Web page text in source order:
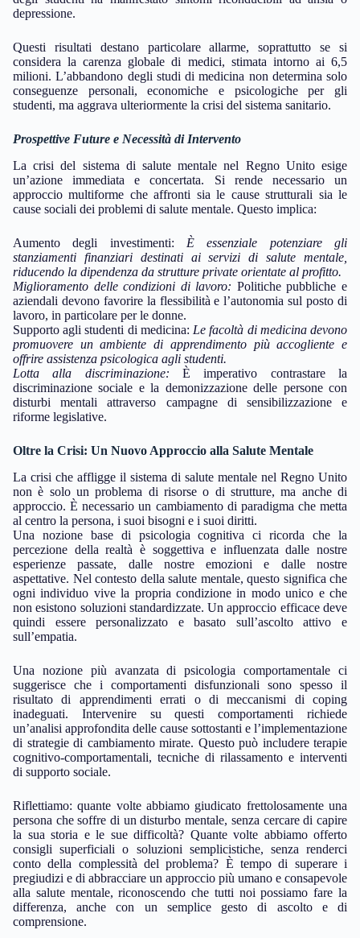
depressione.
Questi risultati destano particolare allarme, soprattutto se si
considera la carenza globale di medici, stimata intorno ai 6,5
milioni. L’abbandono degli studi di medicina non determina solo
conseguenze personali, economiche e psicologiche per gli
studenti, ma aggrava ulteriormente la crisi del sistema sanitario.
Prospettive Future e Necessità di Intervento
La crisi del sistema di salute mentale nel Regno Unito esige
un’azione immediata e concertata. Si rende necessario un
approccio multiforme che affronti sia le cause strutturali sia le
cause sociali dei problemi di salute mentale. Questo implica:
Aumento degli investimenti: È essenziale potenziare gli
stanziamenti finanziari destinati ai servizi di salute mentale,
riducendo la dipendenza da strutture private orientate al profitto.
Miglioramento delle condizioni di lavoro: Politiche pubbliche e
aziendali devono favorire la flessibilità e l’autonomia sul posto di
lavoro, in particolare per le donne.
Supporto agli studenti di medicina: Le facoltà di medicina devono
promuovere un ambiente di apprendimento più accogliente e
offrire assistenza psicologica agli studenti.
Lotta alla discriminazione: È imperativo contrastare la
discriminazione sociale e la demonizzazione delle persone con
disturbi mentali attraverso campagne di sensibilizzazione e
riforme legislative.
Oltre la Crisi: Un Nuovo Approccio alla Salute Mentale
La crisi che affligge il sistema di salute mentale nel Regno Unito
non è solo un problema di risorse o di strutture, ma anche di
approccio. È necessario un cambiamento di paradigma che metta
al centro la persona, i suoi bisogni e i suoi diritti.
Una nozione base di psicologia cognitiva ci ricorda che la
percezione della realtà è soggettiva e influenzata dalle nostre
esperienze passate, dalle nostre emozioni e dalle nostre
aspettative. Nel contesto della salute mentale, questo significa che
ogni individuo vive la propria condizione in modo unico e che
non esistono soluzioni standardizzate. Un approccio efficace deve
quindi essere personalizzato e basato sull’ascolto attivo e
sull’empatia.
Una nozione più avanzata di psicologia comportamentale ci
suggerisce che i comportamenti disfunzionali sono spesso il
risultato di apprendimenti errati o di meccanismi di coping
inadeguati. Intervenire su questi comportamenti richiede
un’analisi approfondita delle cause sottostanti e l’implementazione
di strategie di cambiamento mirate. Questo può includere terapie
cognitivo-comportamentali, tecniche di rilassamento e interventi
di supporto sociale.
Riflettiamo: quante volte abbiamo giudicato frettolosamente una
persona che soffre di un disturbo mentale, senza cercare di capire
la sua storia e le sue difficoltà? Quante volte abbiamo offerto
consigli superficiali o soluzioni semplicistiche, senza renderci
conto della complessità del problema? È tempo di superare i
pregiudizi e di abbracciare un approccio più umano e consapevole
alla salute mentale, riconoscendo che tutti noi possiamo fare la
differenza, anche con un semplice gesto di ascolto e di
comprensione.